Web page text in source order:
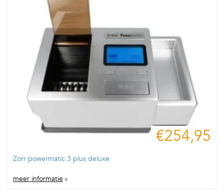
€254,95
Zorr powermatic 3 plus deluxe
meer informatie »